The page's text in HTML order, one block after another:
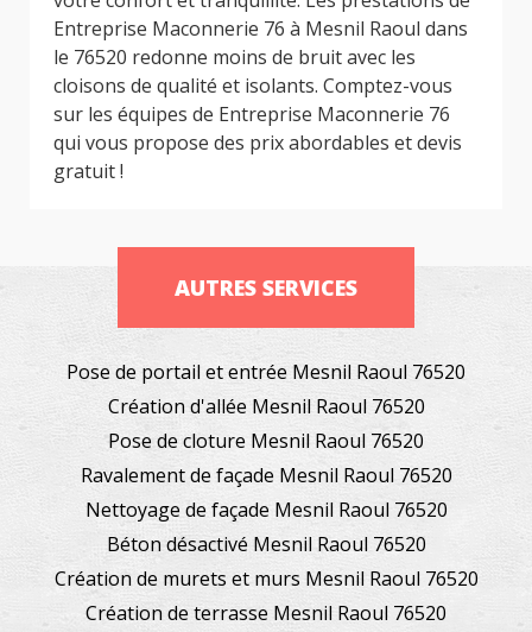
Entreprise Maconnerie 76 à Mesnil Raoul dans
le 76520 redonne moins de bruit avec les
cloisons de qualité et isolants. Comptez-vous
sur les équipes de Entreprise Maconnerie 76
qui vous propose des prix abordables et devis
gratuit !
AUTRES SERVICES
Pose de portail et entrée Mesnil Raoul 76520
Création d'allée Mesnil Raoul 76520
Pose de cloture Mesnil Raoul 76520
Ravalement de façade Mesnil Raoul 76520
Nettoyage de façade Mesnil Raoul 76520
Béton désactivé Mesnil Raoul 76520
Création de murets et murs Mesnil Raoul 76520
Création de terrasse Mesnil Raoul 76520